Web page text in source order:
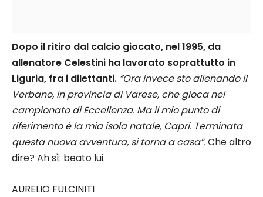
Dopo il ritiro dal calcio giocato, nel 1995, da
allenatore Celestini ha lavorato soprattutto in
Liguria, fra i dilettanti. “Ora invece sto allenando il
Verbano, in provincia di Varese, che gioca nel
campionato di Eccellenza. Ma il mio punto di
riferimento è la mia isola natale, Capri. Terminata
questa nuova avventura, si torna a casa”.Che altro
dire? Ah sì: beato lui.
AURELIO FULCINITI